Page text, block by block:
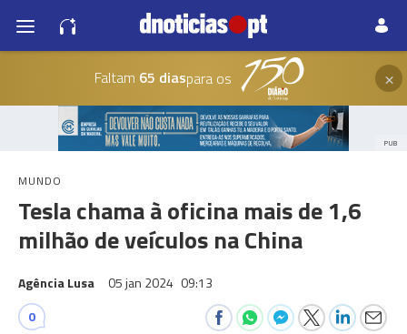
Faltam 65 diaspara os ×
PUB
MUNDO
Tesla chama à oficina mais de 1,6
milhão de veículos na China
Agência Lusa 05 jan 2024 09:13
0